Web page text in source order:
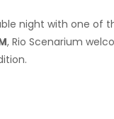
night with one of
, Rio Scenarium